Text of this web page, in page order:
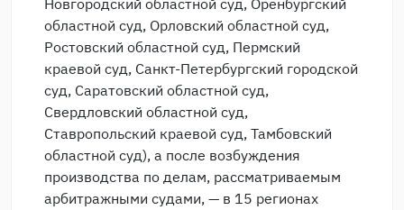
Новгородский областной суд, Оренбургский
областной суд, Орловский областной суд,
Ростовский областной суд, Пермский
краевой суд, Санкт-Петербургский городской
суд, Саратовский областной суд,
Свердловский областной суд,
Ставропольский краевой суд, Тамбовский
областной суд), а после возбуждения
производства по делам, рассматриваемым
арбитражными судами, — в 15 регионах